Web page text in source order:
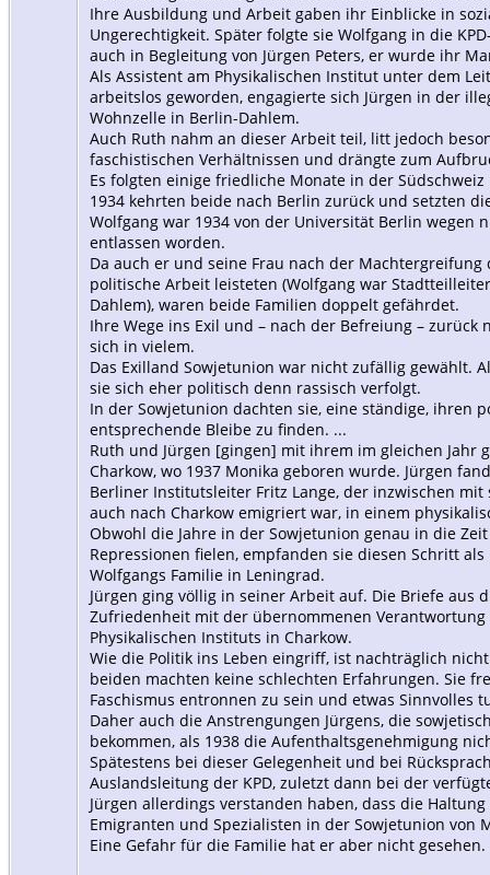
Ihre Ausbildung und Arbeit gaben ihr Einblicke in
Ungerechtigkeit. Später folgte sie Wolfgang in die
auch in Begleitung von Jürgen Peters, er wurde ihr
Als Assistent am Physikalischen Institut unter dem
arbeitslos geworden, engagierte sich Jürgen in der
Wohnzelle in Berlin-Dahlem.
Auch Ruth nahm an dieser Arbeit teil, litt jedoch
faschistischen Verhältnissen und drängte zum
Es folgten einige friedliche Monate in der
1934 kehrten beide nach Berlin zurück und setzten
Wolfgang war 1934 von der Universität Berlin wegen
entlassen worden.
Da auch er und seine Frau nach der Machtergreifung
politische Arbeit leisteten (Wolfgang war
Dahlem), waren beide Familien doppelt gefährdet.
Ihre Wege ins Exil und – nach der Befreiung – zurück
sich in vielem.
Das Exilland Sowjetunion war nicht zufällig gewählt.
sie sich eher politisch denn rassisch verfolgt.
In der Sowjetunion dachten sie, eine ständige, ihren
entsprechende Bleibe zu finden. ...
Ruth und Jürgen [gingen] mit ihrem im gleichen Jahr
Charkow, wo 1937 Monika geboren wurde. Jürgen
Berliner Institutsleiter Fritz Lange, der inzwischen mit
auch nach Charkow emigriert war, in einem
Obwohl die Jahre in der Sowjetunion genau in die
Repressionen fielen, empfanden sie diesen Schritt als
Wolfgangs Familie in Leningrad.
Jürgen ging völlig in seiner Arbeit auf. Die Briefe aus
Zufriedenheit mit der übernommenen Verantwortung
Physikalischen Instituts in Charkow.
Wie die Politik ins Leben eingriff, ist nachträglich
beiden machten keine schlechten Erfahrungen. Sie
Faschismus entronnen zu sein und etwas Sinnvolles
Daher auch die Anstrengungen Jürgens, die
bekommen, als 1938 die Aufenthaltsgenehmigung
Spätestens bei dieser Gelegenheit und bei
Auslandsleitung der KPD, zuletzt dann bei der
Jürgen allerdings verstanden haben, dass die
Emigranten und Spezialisten in der Sowjetunion von
Eine Gefahr für die Familie hat er aber nicht gesehen.